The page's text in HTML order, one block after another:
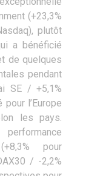
(+23,3%
plutôt
a bénéficié
de quelques
pendant
SE / +5,1%
l’Europe
les pays.
pour
/ -2,2%